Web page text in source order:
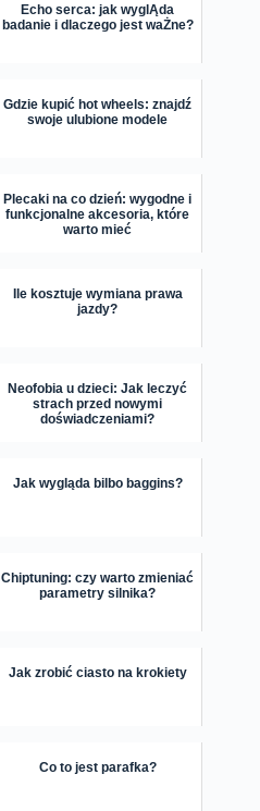
Echo serca: jak wyglĄda
badanie i dlaczego jest waŻne?
Gdzie kupić hot wheels: znajdź
swoje ulubione modele
Plecaki na co dzień: wygodne i
funkcjonalne akcesoria, które
warto mieć
Ile kosztuje wymiana prawa
jazdy?
Neofobia u dzieci: Jak leczyć
strach przed nowymi
doświadczeniami?
Jak wygląda bilbo baggins?
Chiptuning: czy warto zmieniać
parametry silnika?
Jak zrobić ciasto na krokiety
Co to jest parafka?